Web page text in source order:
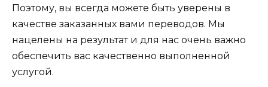
Поэтому, вы всегда можете быть уверены в
качестве заказанных вами переводов. Мы
нацелены на результат и для нас очень важно
обеспечить вас качественно выполненной
услугой.